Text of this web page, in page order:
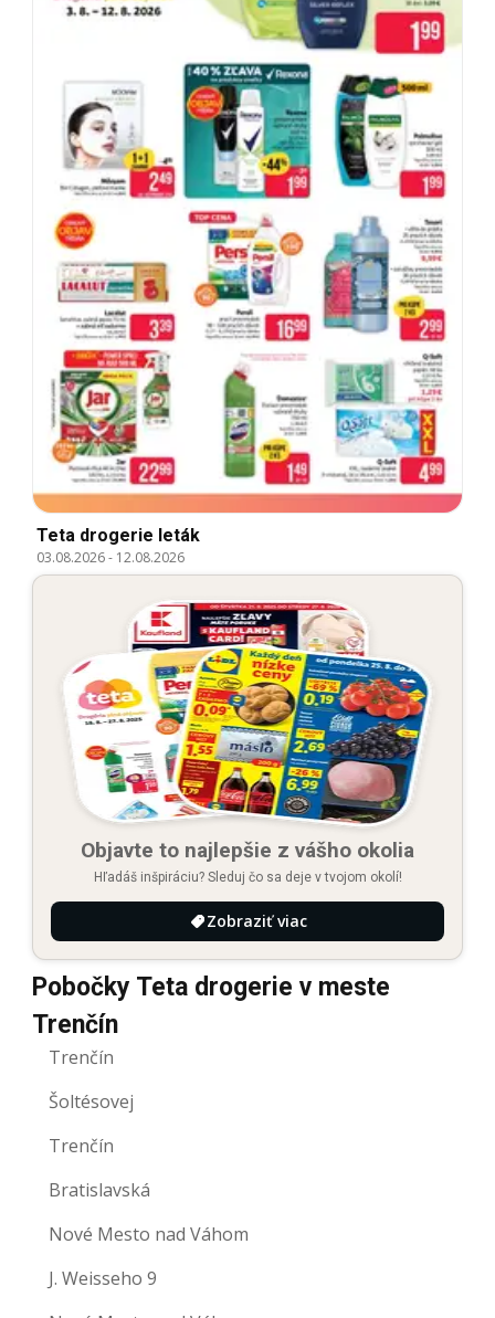
Teta drogerie leták
03.08.2026- 12.08.2026
Objavte to najlepšie z vášho okolia
Hľadáš inšpiráciu? Sleduj čo sa deje v tvojom okolí!
Zobraziť viac
Pobočky Teta drogerie v meste
Trenčín
Trenčín
Šoltésovej
Trenčín
Bratislavská
Nové Mesto nad Váhom
J. Weisseho 9